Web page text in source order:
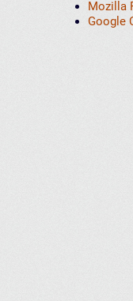
Mozilla
Google